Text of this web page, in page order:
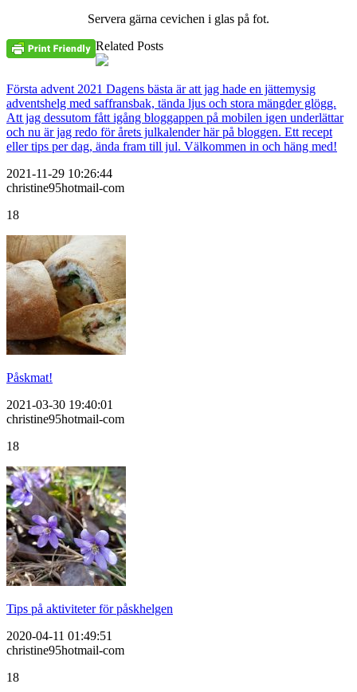
Servera gärna cevichen i glas på fot.
Related Posts
Första advent 2021 Dagens bästa är att jag hade en jättemysig
adventshelg med saffransbak, tända ljus och stora mängder glögg.
Att jag dessutom fått igång bloggappen på mobilen igen underlättar
och nu är jag redo för årets julkalender här på bloggen. Ett recept
eller tips per dag, ända fram till jul. Välkommen in och häng med!
2021-11-29 10:26:44
christine95hotmail-com
18
Påskmat!
2021-03-30 19:40:01
christine95hotmail-com
18
Tips på aktiviteter för påskhelgen
2020-04-11 01:49:51
christine95hotmail-com
18